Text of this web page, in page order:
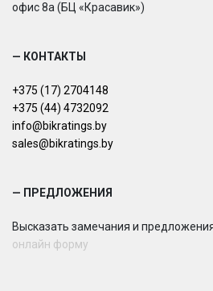
офис 8а (БЦ «Красавик»)
— КОНТАКТЫ
+375 (17) 2704148
+375 (44) 4732092
info@bikratings.by
sales@bikratings.by
— ПРЕДЛОЖЕНИЯ
Высказать замечания и
онлайн форму